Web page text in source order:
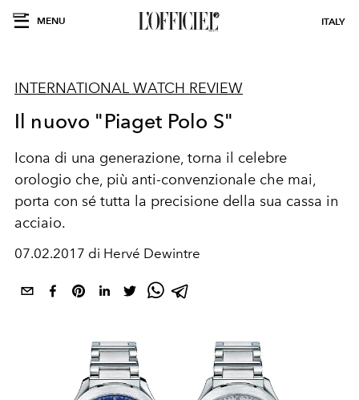
MENU ITALY
INTERNATIONAL WATCH REVIEW
Il nuovo "Piaget Polo S"
Icona di una generazione, torna il celebre
orologio che, più anti-convenzionale che mai,
porta con sé tutta la precisione della sua cassa in
acciaio.
07.02.2017 di Hervé Dewintre